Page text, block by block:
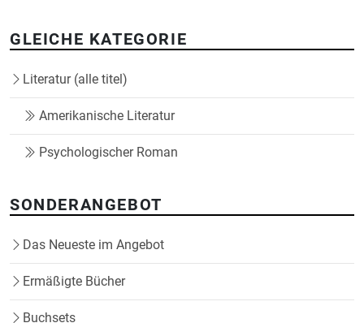
GLEICHE KATEGORIE
Literatur (alle titel)
Amerikanische Literatur
Psychologischer Roman
SONDERANGEBOT
Das Neueste im Angebot
Ermäßigte Bücher
Buchsets